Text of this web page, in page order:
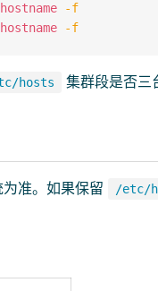
hostname
-f
hostname -f
hosts 集群段是否三
准。如果保留 /etc/